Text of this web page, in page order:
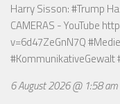
Harry Sisson: #Trump
CAMERAS - YouTube
v=6d47ZeGnN7Q
#KommunikativeGewalt
6 August 2026 @ 1:58 am